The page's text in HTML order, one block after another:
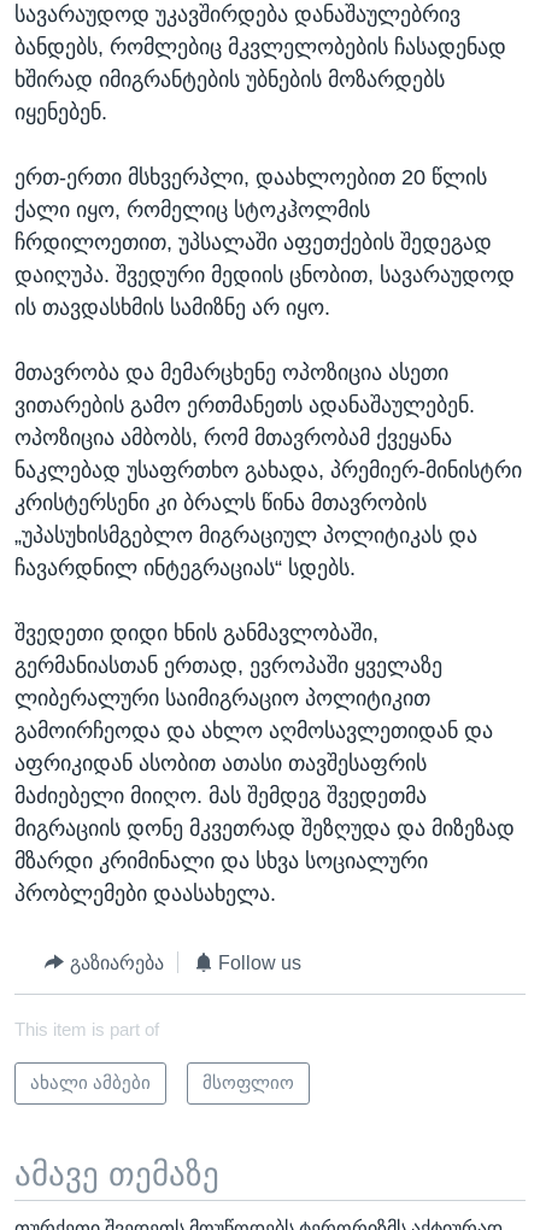
სავარაუდოდ უკავშირდება დანაშაულებრივ
ბანდებს, რომლებიც მკვლელობების ჩასადენად
ხშირად იმიგრანტების უბნების მოზარდებს
იყენებენ.
ერთ-ერთი მსხვერპლი, დაახლოებით 20 წლის
ქალი იყო, რომელიც სტოკჰოლმის
ჩრდილოეთით, უპსალაში აფეთქების შედეგად
დაიღუპა. შვედური მედიის ცნობით, სავარაუდოდ
ის თავდასხმის სამიზნე არ იყო.
მთავრობა და მემარცხენე ოპოზიცია ასეთი
ვითარების გამო ერთმანეთს ადანაშაულებენ.
ოპოზიცია ამბობს, რომ მთავრობამ ქვეყანა
ნაკლებად უსაფრთხო გახადა, პრემიერ-მინისტრი
კრისტერსენი კი ბრალს წინა მთავრობის
„უპასუხისმგებლო მიგრაციულ პოლიტიკას და
ჩავარდნილ ინტეგრაციას“ სდებს.
შვედეთი დიდი ხნის განმავლობაში,
გერმანიასთან ერთად, ევროპაში ყველაზე
ლიბერალური საიმიგრაციო პოლიტიკით
გამოირჩეოდა და ახლო აღმოსავლეთიდან და
აფრიკიდან ასობით ათასი თავშესაფრის
მაძიებელი მიიღო. მას შემდეგ შვედეთმა
მიგრაციის დონე მკვეთრად შეზღუდა და მიზეზად
მზარდი კრიმინალი და სხვა სოციალური
პრობლემები დაასახელა.
გაზიარება Follow us
This item is part of
ახალი ამბები მსოფლიო
ამავე თემაზე